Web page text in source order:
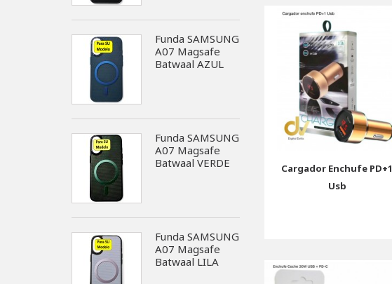
Funda SAMSUNG
A07 Magsafe
Batwaal AZUL
Funda SAMSUNG
A07 Magsafe
Batwaal VERDE
Funda SAMSUNG
A07 Magsafe
Batwaal LILA
Cargador Enchufe PD+1
Usb